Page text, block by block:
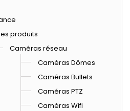
produits
Caméras réseau
Caméras Dômes
Caméras Bullets
Caméras PTZ
Caméras Wifi